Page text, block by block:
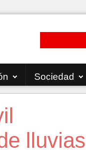
Sociedad
lluvias